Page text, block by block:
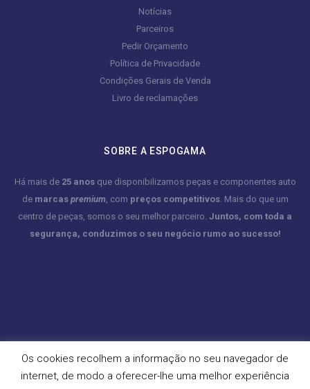
Notícias
Parceiros
Pedir Orçamento
Política de Privacidade
Condições Gerais de Venda
Livro de reclamações
SOBRE A ESPOGAMA
Há mais de 25 anosque disponibilizamos peças e componentes auto
de marcas premium, com preços competitivos. Mais do que um
centro de peças, somos o seu melhor parceiro. Juntos, com toda a
segurança, conduzimos o seu negócio rumo ao sucesso!
Os cookies recolhem a informação no seu navegador de
internet, de modo a oferecer-lhe uma melhor experiência